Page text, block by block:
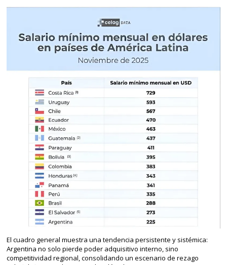
El cuadro general muestra una tendencia persistente y sistémica:
Argentina no solo pierde poder adquisitivo interno, sino
competitividad regional, consolidando un escenario de rezago